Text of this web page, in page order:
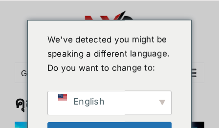
Go to...
คุณสมบัติของ Yaw2
We've detected you might be
speaking a different language.
Do you want to change to:
English